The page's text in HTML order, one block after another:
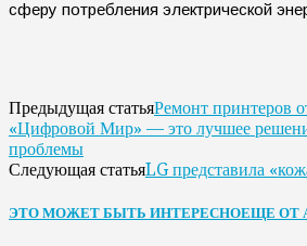
сферу потребления электрической
Предыдущая статьяРемонт принтеров
«Цифровой Мир» — это лучшее
проблемы
Следующая статьяLG представила
ЭТО МОЖЕТ БЫТЬ ИНТЕРЕСНОЕЩЕ ОТ